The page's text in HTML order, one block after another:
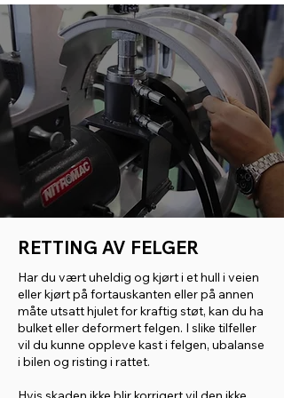
RETTING AV FELGER
Har du vært uheldig og kjørt i et hull i veien
eller kjørt på fortauskanten eller på annen
måte utsatt hjulet for kraftig støt, kan du ha
bulket eller deformert felgen. I slike tilfeller
vil du kunne oppleve kast i felgen, ubalanse
i bilen og risting i rattet.